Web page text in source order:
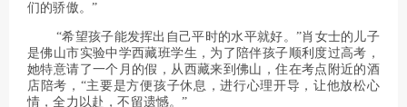
们的骄傲。”
“希望孩子能发挥出自己平时的水平就好。”肖女士的儿子
是佛山市实验中学西藏班学生，为了陪伴孩子顺利度过高考，
她特意请了一个月的假，从西藏来到佛山，住在考点附近的酒
店陪考，“主要是方便孩子休息，进行心理开导，让他放松心
情，全力以赴，不留遗憾。”